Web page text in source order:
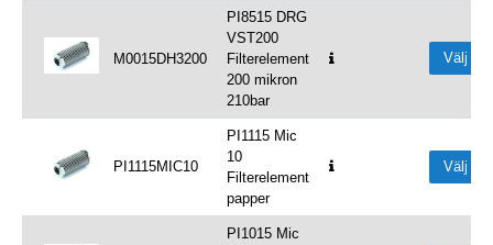
M0015DH3200
PI8515 DRG
VST200
Filterelement
200 mikron
210bar
Välj
PI1115MIC10
PI1115 Mic
10
Filterelement
papper
Välj
PI1015 Mic